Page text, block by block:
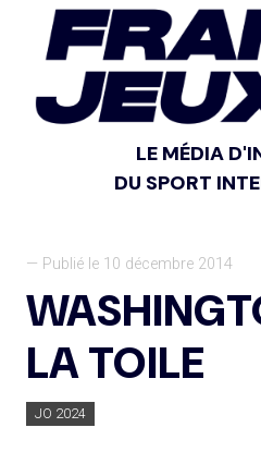
LE MÉDIA
DU SPORT
— Publié le 10 décembre 2014
LA TOILE
JO 2024